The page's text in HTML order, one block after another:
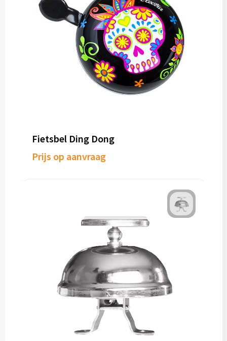
Fietsbel Ding Dong
Prijs op aanvraag